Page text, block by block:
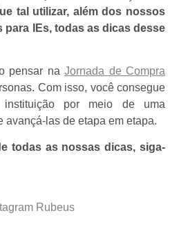
tal utilizar, além dos nossos
para IEs, todas as dicas desse
pensar na Jornada de Compra
Com isso, você consegue
por meio de uma
avançá-las de etapa em etapa.
todas as nossas dicas, siga-